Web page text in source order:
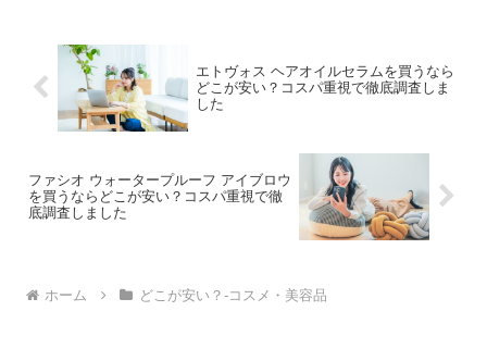
エトヴォス ヘアオイルセラムを買うなら
どこが安い？コスパ重視で徹底調査しま
した
ファシオ ウォータープルーフ アイブロウ
を買うならどこが安い？コスパ重視で徹
底調査しました
ホーム どこが安い？-コスメ・美容品